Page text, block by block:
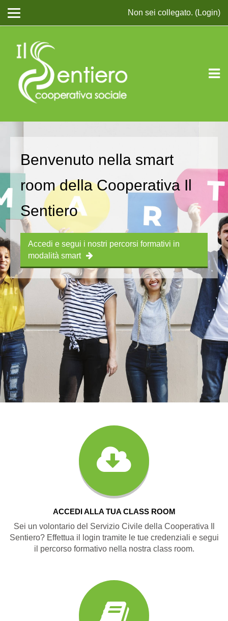
Non sei collegato. (Login)
Benvenuto nella smart
room della Cooperativa Il
Sentiero
Accedi e segui i nostri percorsi formativi in
modalità smart
ACCEDI ALLA TUA CLASS ROOM
Sei un volontario del Servizio Civile della Cooperativa Il
Sentiero? Effettua il login tramite le tue credenziali e segui
il percorso formativo nella nostra class room.